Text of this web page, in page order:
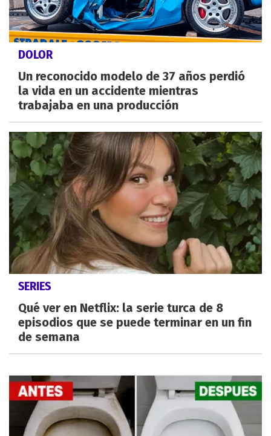
DOLOR
Un reconocido modelo de 37 años perdió
la vida en un accidente mientras
trabajaba en una producción
SERIES
Qué ver en Netflix: la serie turca de 8
episodios que se puede terminar en un fin
de semana